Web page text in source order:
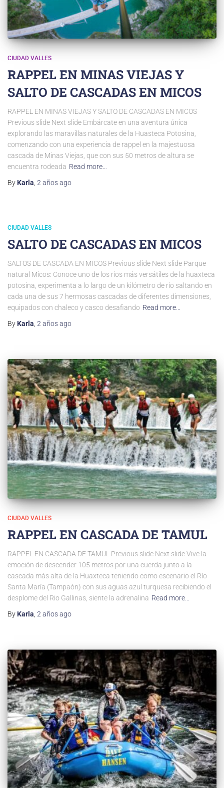
CIUDAD VALLES
RAPPEL EN MINAS VIEJAS Y
SALTO DE CASCADAS EN MICOS
RAPPEL EN MINAS VIEJAS Y SALTO DE CASCADAS EN MICOS
Previous slide Next slide Embárcate en una aventura única
explorando las maravillas naturales de la Huasteca Potosina,
comenzando con una experiencia de rappel en la majestuosa
cascada de Minas Viejas, que con sus 50 metros de altura se
encuentra rodeada Read more…
By Karla 2 añosago
CIUDAD VALLES
SALTO DE CASCADAS EN MICOS
SALTOS DE CASCADA EN MICOS Previous slide Next slide Parque
natural Micos: Conoce uno de los ríos más versátiles de la huaxteca
potosina, experimenta a lo largo de un kilómetro de río saltando en
cada una de sus 7 hermosas cascadas de diferentes dimensiones,
equipados con chaleco y casco desafiando Read more…
By Karla 2 añosago
CIUDAD VALLES
RAPPEL EN CASCADA DE TAMUL
RAPPEL EN CASCADA DE TAMUL Previous slide Next slide Vive la
emoción de descender 105 metros por una cuerda junto a la
cascada más alta de la Huaxteca teniendo como escenario el Río
Santa María (Tampaón) con sus aguas azul turquesa recibiendo el
desplome del Rio Gallinas, siente la adrenalina Read more…
By Karla, 2 añosago